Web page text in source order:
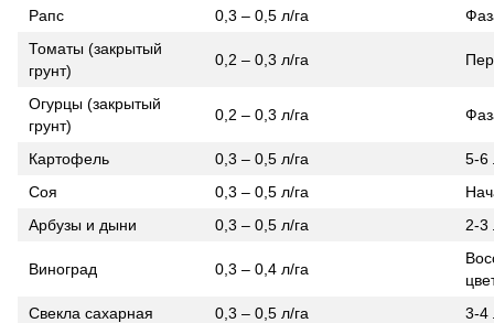
Рапс
0,3 – 0,5 л/га
Томаты (закрытый
грунт)
0,2 – 0,3 л/га
Огурцы (закрытый
грунт)
0,2 – 0,3 л/га
Картофель 0,3 – 0,5 л/га
5-6
Соя
0,3 – 0,5 л/га
Арбузы и дыни
0,3 – 0,5 л/га 2-3
Виноград 0,3 – 0,4 л/га
Свекла сахарная
0,3 – 0,5 л/га 3-4